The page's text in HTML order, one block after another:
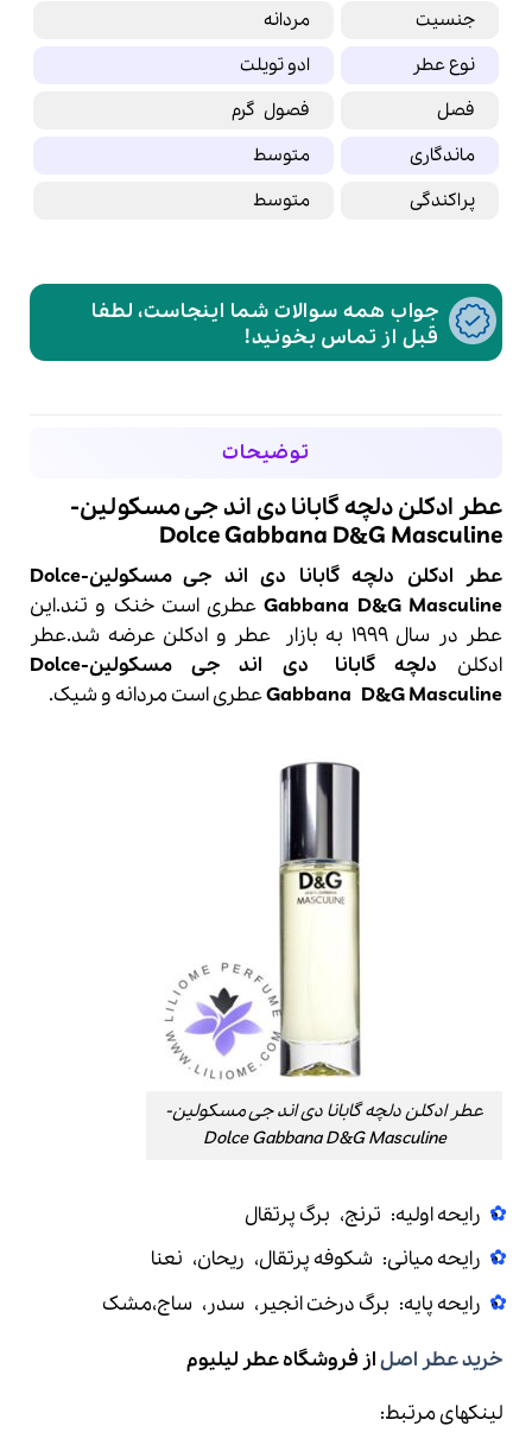
جنسیت
مردانه
نوع عطر
ادو تویلت
فصل
فصول گرم
ماندگاری
متوسط
پراکندگی
متوسط
جواب همه سوالات شما اینجاست، لطفا
قبل از تماس بخونید!
توضیحات
عطر ادکلن دلچه گابانا دی اند جی مسکولین-
Dolce Gabbana D&G Masculine
عطر ادکلن دلچه گابانا دی اند جی مسکولین-Dolce
Gabbana D&G Masculineعطری است خنک و تند.این
عطر در سال 1999 به بازار عطر و
ادکلن عرضه شد.عطر
ادکلن دلچه گابانا دی اند جی مسکولین-Dolce
Gabbana D&G Masculine عطری است مردانه و شیک.
عطر ادکلن دلچه گابانا دی اند جی مسکولین-
Dolce Gabbana D&G Masculine
رایحه اولیه: ترنج، برگ پرتقال
رایحه میانی: شکوفه پرتقال، ريحان، نعنا
رایحه پایه: برگ درخت انجير، سدر، ساج،مشک
خرید عطر اصلاز فروشگاه عطر لیلیوم
لینکهای مرتبط: